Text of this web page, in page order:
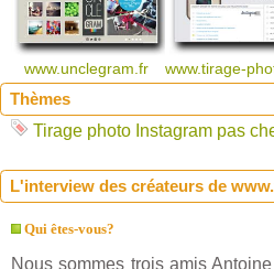
www.unclegram.fr www.tirage-
Thèmes
Tirage photo Instagram pas
L'interview des créateurs de
Qui êtes-vous?
Nous sommes trois amis